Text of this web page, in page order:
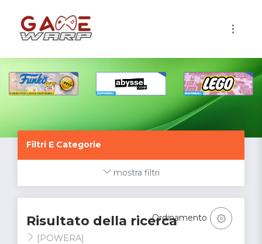
Filtri E Categorie
mostra filtri
Risultato della ricerca
[POWERA]
Ordinamento